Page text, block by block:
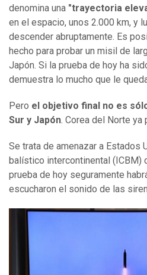
denomina una "trayectoria
en el espacio, unos 2.000 km, y
descender abruptamente. Es
hecho para probar un misil de
Japón. Si la prueba de hoy ha
demuestra lo mucho que le
Pero el objetivo final no es
Sur y Japón. Corea del Norte ya
Se trata de amenazar a Estados
balístico intercontinental (ICBM)
prueba de hoy seguramente
escucharon el sonido de las